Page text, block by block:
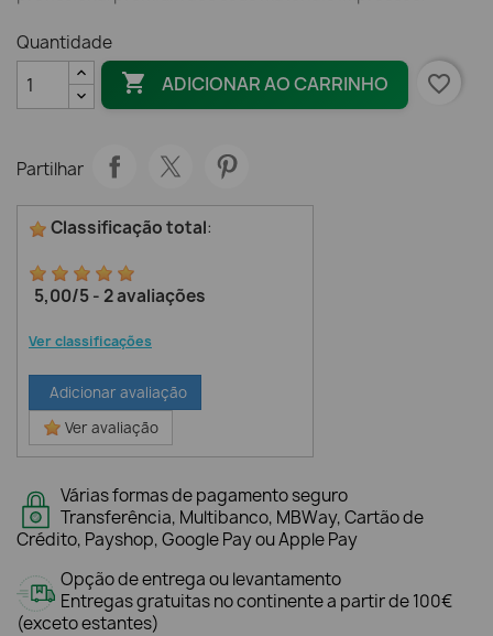
Quantidade
 ADICIONAR AO CARRINHO favorite_border
Partilhar
Classificação total:
5,00/5- 2avaliações
Ver classificações
Adicionar avaliação
Ver avaliação
Várias formas de pagamento seguro
Transferência, Multibanco, MBWay, Cartão de
Crédito, Payshop, Google Pay ou Apple Pay
Opção de entrega ou levantamento
Entregas gratuitas no continente a partir de 100€
(exceto estantes)